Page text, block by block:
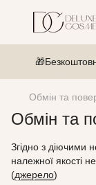
Обмін та
Обмін та
Згідно з діючими
належної якості
(джерело)